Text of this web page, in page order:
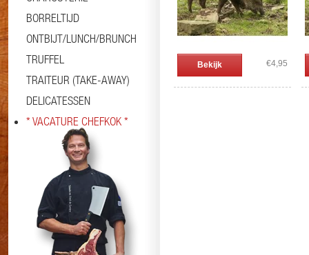
BORRELTIJD
ONTBIJT/LUNCH/BRUNCH
TRUFFEL
TRAITEUR (TAKE-AWAY)
DELICATESSEN
* VACATURE CHEFKOK *
Bekijk €4,95